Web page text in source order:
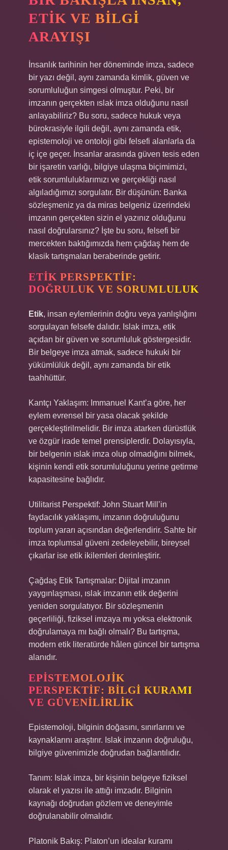
ETIK VE BILGI
ARAYIŞI
İnsanlık tarihinin her döneminde imza, sadece
bir yazı değil, aynı zamanda kimlik, güven ve
sorumluluğun simgesi olmuştur. Peki, bir
imzanın gerçekten ıslak imza olduğunu nasıl
anlayabiliriz? Bu soru, sadece hukuk veya
bürokrasiyle ilgili değil, aynı zamanda etik,
epistemoloji ve ontoloji gibi felsefi alanlarla da
iç içe geçer. İnsanlar arasında güven tesis eden
bir işaretin varlığı, bilgiye ulaşma biçimimizi,
etik sorumluluklarımızı ve gerçekliği nasıl
algıladığımızı sorgulatır. Bir düşünün: Banka
sözleşmeniz ya da miras belgeniz üzerindeki
imzanın gerçekten sizin el yazınız olduğunu
nasıl doğrularsınız? İşte bu soru, felsefi bir
mercekten baktığımızda hem çağdaş hem de
klasik tartışmaları beraberinde getirir.
ETIK PERSPEKTIF:
DOĞRULUK VE SORUMLULUK
Etik, insan eylemlerinin doğru veya yanlışlığını
sorgulayan felsefe dalıdır. Islak imza, etik
açıdan bir güven ve sorumluluk göstergesidir.
Bir belgeye imza atmak, sadece hukuki bir
yükümlülük değil, aynı zamanda bir etik
taahhüttür.
Kantçı Yaklaşım: Immanuel Kant’a göre, her
eylem evrensel bir yasa olacak şekilde
gerçekleştirilmelidir. Bir imza atarken dürüstlük
ve özgür irade temel prensiplerdir. Dolayısıyla,
bir belgenin ıslak imza olup olmadığını bilmek,
kişinin kendi etik sorumluluğunu yerine getirme
kapasitesine bağlıdır.
Utilitarist Perspektif: John Stuart Mill’in
faydacılık yaklaşımı, imzanın doğruluğunu
toplum yararı açısından değerlendirir. Sahte bir
imza toplumsal güveni zedeleyebilir, bireysel
çıkarlar ise etik ikilemleri derinleştirir.
Çağdaş Etik Tartışmalar: Dijital imzanın
yaygınlaşması, ıslak imzanın etik değerini
yeniden sorgulatıyor. Bir sözleşmenin
geçerliliği, fiziksel imzaya mı yoksa elektronik
doğrulamaya mı bağlı olmalı? Bu tartışma,
modern etik literatürde hâlen güncel bir tartışma
alanıdır.
EPISTEMOLOJIK
PERSPEKTIF: BILGI KURAMI
VE GÜVENILIRLIK
Epistemoloji, bilginin doğasını, sınırlarını ve
kaynaklarını araştırır. Islak imzanın doğruluğu,
bilgiye güvenimizle doğrudan bağlantılıdır.
Tanım: Islak imza, bir kişinin belgeye fiziksel
olarak el yazısı ile attığı imzadır. Bilginin
kaynağı doğrudan gözlem ve deneyimle
doğrulanabilir olmalıdır.
Platonik Bakış: Platon’un idealar kuramı